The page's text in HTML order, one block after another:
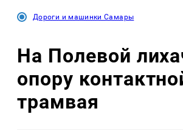
Дороги и машинки Самары
На Полевой
опору
трамвая